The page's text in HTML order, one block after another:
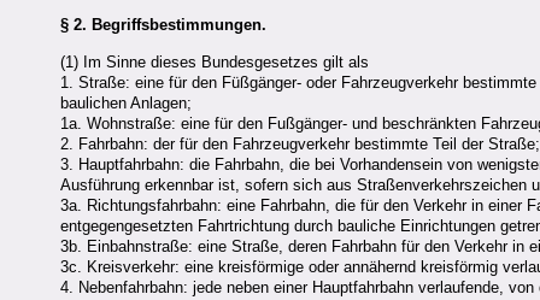
§ 2. Begriffsbestimmungen.
(1) Im Sinne dieses Bundesgesetzes gilt als
1. Straße: eine für den Füßgänger- oder Fahrzeugverkehr
baulichen Anlagen;
1a. Wohnstraße: eine für den Fußgänger- und beschränkten
2. Fahrbahn: der für den Fahrzeugverkehr bestimmte Teil der
3. Hauptfahrbahn: die Fahrbahn, die bei Vorhandensein von
Ausführung erkennbar ist, sofern sich aus Straßenverkehrszeichen
3a. Richtungsfahrbahn: eine Fahrbahn, die für den Verkehr in einer
entgegengesetzten Fahrtrichtung durch bauliche Einrichtungen
3b. Einbahnstraße: eine Straße, deren Fahrbahn für den Verkehr in
3c. Kreisverkehr: eine kreisförmige oder annähernd kreisförmig
4. Nebenfahrbahn: jede neben einer Hauptfahrbahn verlaufende,